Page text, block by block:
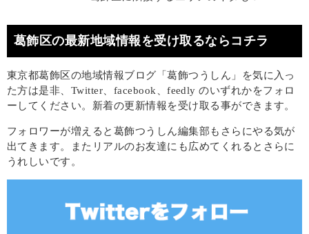
葛飾区の最新地域情報を受け取るならコチラ
東京都葛飾区の地域情報ブログ「葛飾つうしん」を気に入っ
た方は是非、Twitter、facebook、feedly のいずれかをフォロ
ーしてください。新着の更新情報を受け取る事ができます。
フォロワーが増えると葛飾つうしん編集部もさらにやる気が
出てきます。またリアルのお友達にも広めてくれるとさらに
うれしいです。